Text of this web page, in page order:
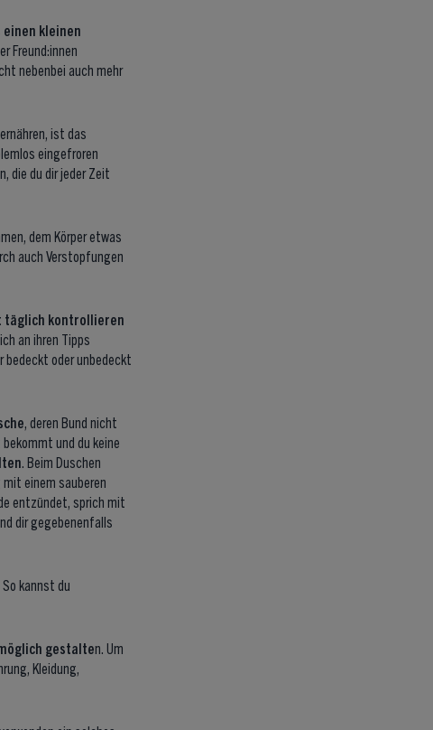
kleinen
Freund:innen
nebenbei auch mehr
ist das
eingefroren
die du dir jeder Zeit
dem Körper etwas
auch Verstopfungen
täglich kontrollieren
an ihren Tipps
bedeckt oder unbedeckt
, deren Bund nicht
und du keine
. Beim Duschen
einem sauberen
entzündet, sprich mit
dir gegebenenfalls
kannst du
gestalten. Um
Kleidung,